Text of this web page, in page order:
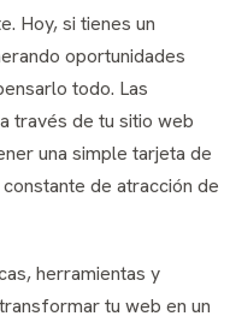
Hoy, si tienes un
oportunidades
todo. Las
través de tu sitio web
una simple tarjeta de
de atracción de
herramientas y
tu web en un